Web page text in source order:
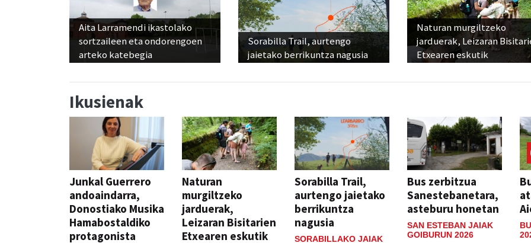
Aita Larramendi ikastolako
sortzaileen eta ondorengoen
arteko katebegia
Sorabilla Trail, aurtengo
jaietako berrikuntza nagusia
Naturan murgiltzeko
jarduerak, Leizaran
Etxearen eskutik
Ikusienak
Junkal Guerrero
andoaindarra,
Donostiako Musika
Hamabostaldiko
protagonista
Naturan
murgiltzeko
jarduerak,
Leizaran Bisitarien
Etxearen eskutik
Sorabilla Trail,
aurtengo jaietako
berrikuntza
nagusia
SORABILLAKO JAIAK
Bus zerbitzua
Sanestebanetara,
asteburu honetan
SAN ESTEBAN JAIAK
GOIBURUN 2026